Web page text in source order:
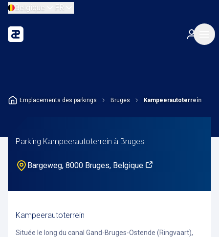
Belgique FR
Emplacements des parkings Bruges Kampeerautoterrein
Parking Kampeerautoterrein à Bruges
Bargeweg, 8000 Bruges, Belgique
Kampeerautoterrein
Située le long du canal Gand-Bruges-Ostende (Ringvaart),